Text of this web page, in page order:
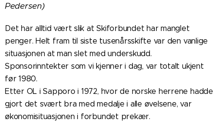
Pedersen)
Det har alltid vært slik at Skiforbundet har manglet
penger. Helt fram til siste tusenårsskifte var den vanlige
situasjonen at man slet med underskudd.
Sponsorinntekter som vi kjenner i dag, var totalt ukjent
før 1980.
Etter OL i Sapporo i 1972, hvor de norske herrene hadde
gjort det svært bra med medalje i alle øvelsene, var
økonomisituasjonen i forbundet prekær.